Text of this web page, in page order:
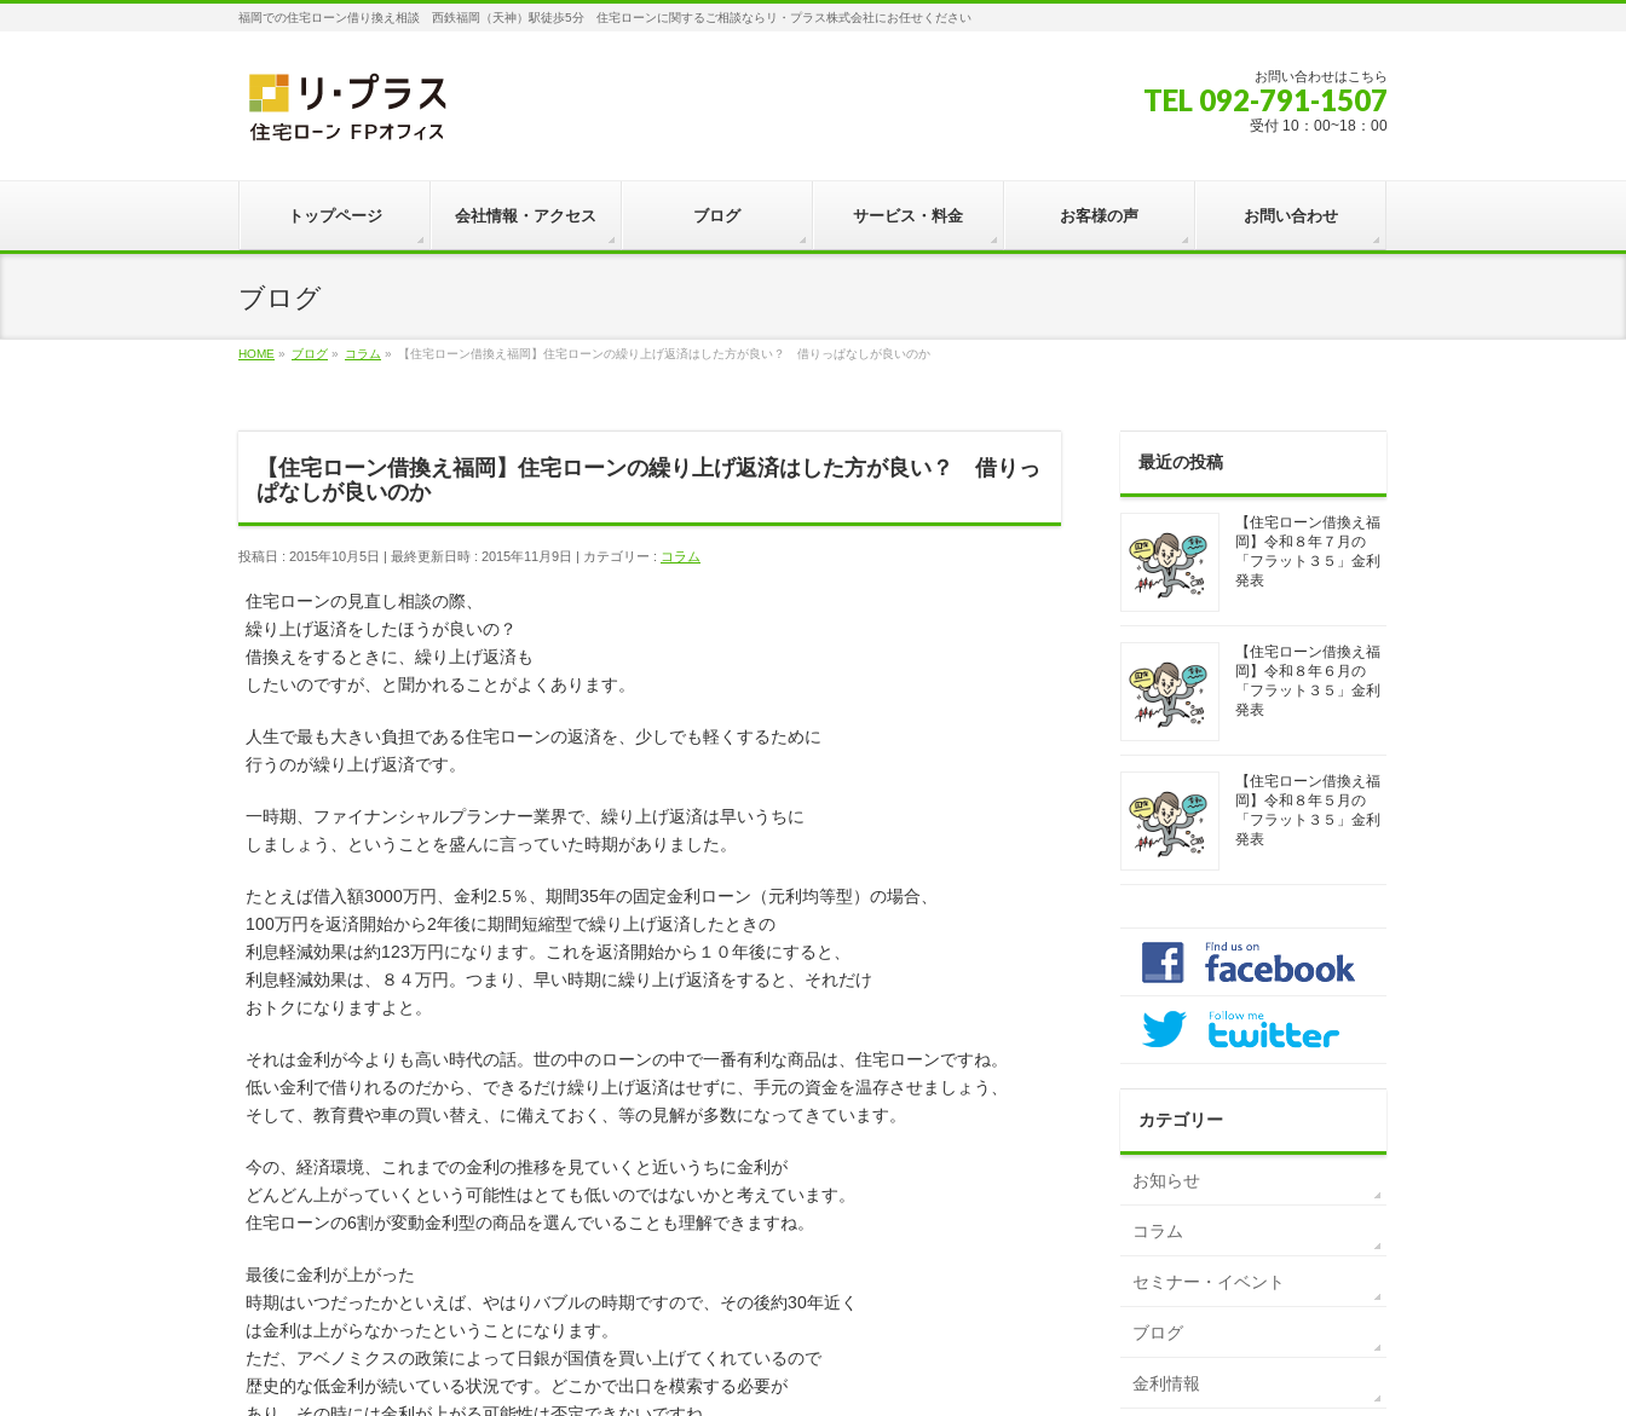
福岡での住宅ローン借り換え相談 西鉄福岡（天神）駅徒歩5分 住宅ローンに関するご相談ならリ・プラス株式会社にお任せください
お問い合わせはこちら
TEL 092-791-1507
受付 10：00~18：00
トップページ 会社情報・アクセス ブログ サービス・料金 お客様の声 お問い合わせ
ブログ
HOME » ブログ » コラム » 【住宅ローン借換え福岡】住宅ローンの繰り上げ返済はした方が良い？ 借りっぱなしが良いのか
【住宅ローン借換え福岡】住宅ローンの繰り上げ返済はした方が良い？ 借りっ
ぱなしが良いのか
投稿日 : 2015年10月5日 最終更新日時 : 2015年11月9日 カテゴリー : コラム
住宅ローンの見直し相談の際、
繰り上げ返済をしたほうが良いの？
借換えをするときに、繰り上げ返済も
したいのですが、と聞かれることがよくあります。
人生で最も大きい負担である住宅ローンの返済を、少しでも軽くするために
行うのが繰り上げ返済です。
一時期、ファイナンシャルプランナー業界で、繰り上げ返済は早いうちに
しましょう、ということを盛んに言っていた時期がありました。
たとえば借入額3000万円、金利2.5％、期間35年の固定金利ローン（元利均等型）の場合、
100万円を返済開始から2年後に期間短縮型で繰り上げ返済したときの
利息軽減効果は約123万円になります。これを返済開始から１０年後にすると、
利息軽減効果は、８４万円。つまり、早い時期に繰り上げ返済をすると、それだけ
おトクになりますよと。
それは金利が今よりも高い時代の話。世の中のローンの中で一番有利な商品は、住宅ローンですね。
低い金利で借りれるのだから、できるだけ繰り上げ返済はせずに、手元の資金を温存させましょう、
そして、教育費や車の買い替え、に備えておく、等の見解が多数になってきています。
今の、経済環境、これまでの金利の推移を見ていくと近いうちに金利が
どんどん上がっていくという可能性はとても低いのではないかと考えています。
住宅ローンの6割が変動金利型の商品を選んでいることも理解できますね。
最後に金利が上がった
時期はいつだったかといえば、やはりバブルの時期ですので、その後約30年近く
は金利は上がらなかったということになります。
ただ、アベノミクスの政策によって日銀が国債を買い上げてくれているので
歴史的な低金利が続いている状況です。どこかで出口を模索する必要が
最近の投稿
【住宅ローン借換え福
岡】令和８年７月の
「フラット３５」金利
発表
【住宅ローン借換え福
岡】令和８年６月の
「フラット３５」金利
発表
【住宅ローン借換え福
岡】令和８年５月の
「フラット３５」金利
発表
カテゴリー
お知らせ
コラム
セミナー・イベント
ブログ
金利情報